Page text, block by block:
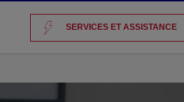
SERVICES ET ASSISTANCE